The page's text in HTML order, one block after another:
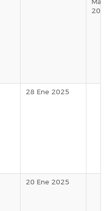
Mar
2025
28 Ene 2025
20 Ene 2025